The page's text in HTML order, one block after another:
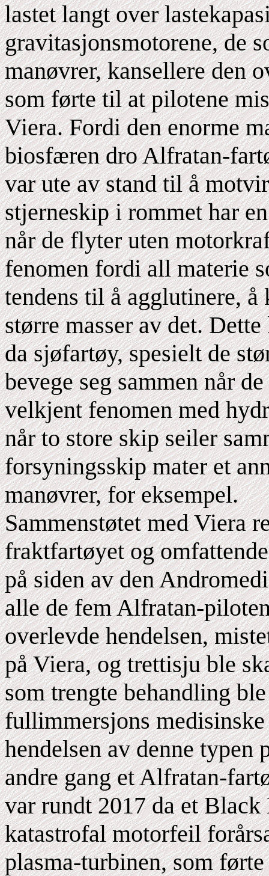
lastet langt over
gravitasjonsmotorene, de
manøvrer, kansellere den
som førte til at pilotene
Viera. Fordi den enorme
biosfæren dro Alfratan-
var ute av stand til å
stjerneskip i rommet har
når de flyter uten
fenomen fordi all materie
tendens til å agglutinere, å
større masser av det.
da sjøfartøy, spesielt de
bevege seg sammen når
velkjent fenomen med
når to store skip seiler
forsyningsskip mater et
manøvrer, for eksempel.
Sammenstøtet med Viera
fraktfartøyet og
på siden av den
alle de fem Alfratan-
overlevde hendelsen,
på Viera, og trettisju ble
som trengte behandling
fullimmersjons
hendelsen av denne typen
andre gang et Alfratan-
var rundt 2017 da et
katastrofal motorfeil
plasma-turbinen, som